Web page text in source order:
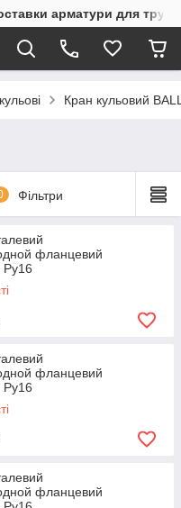
арматури для
Кран кульовий
Фільтри
фланцевий
Ру16
фланцевий
Ру16
фланцевий